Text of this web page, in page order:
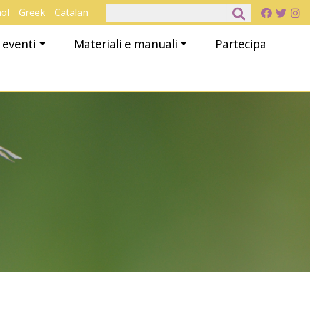
Greek Catalan
eventi Materiali e manuali
Partecipa